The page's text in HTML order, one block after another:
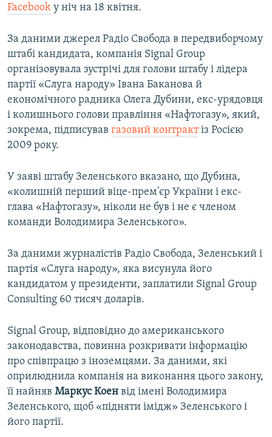
Facebook у ніч на 18 квітня.
За даними джерел Радіо Свобода в передвиборчому
штабі кандидата, компанія Signal Group
організовувала зустрічі для голови штабу і лідера
партії «Слуга народу» Івана Баканова й
економічного радника Олега Дубини, екс-урядовця
і колишнього голови правління «Нафтогазу», який,
зокрема, підписував газовий контрактіз Росією
2009 року.
У заяві штабу Зеленського вказано, що Дубина,
«колишній перший віце-прем'єр України і екс-
глава «Нафтогазу», ніколи не був і не є членом
команди Володимира Зеленського».
За даними журналістів Радіо Свобода, Зеленський і
партія «Слуга народу», яка висунула його
кандидатом у президенти, заплатили Signal Group
Consulting 60 тисяч доларів.
Signal Group, відповідно до американського
законодавства, повинна розкривати інформацію
про співпрацю з іноземцями. За даними, які
оприлюднила компанія на виконання цього закону,
її найняв Маркус Коен від імені Володимира
Зеленського, щоб «підняти імідж» Зеленського і
його партії.